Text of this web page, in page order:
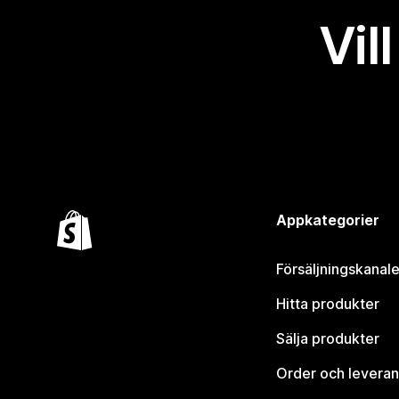
Appkategorier
Hitta produkter
Sälja produkter
Order och